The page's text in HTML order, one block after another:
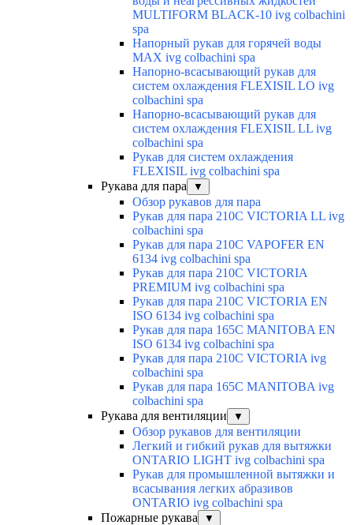
MULTIFORM BLACK-10 ivg colbachini
spa
Напорный рукав для горячей воды
MAX ivg colbachini spa
Напорно-всасывающий рукав для
систем охлаждения FLEXISIL LO ivg
colbachini spa
Напорно-всасывающий рукав для
систем охлаждения FLEXISIL LL ivg
colbachini spa
Рукав для систем охлаждения
FLEXISIL ivg colbachini spa
Рукава для пара
▼
Обзор рукавов для пара
Рукав для пара 210C VICTORIA LL ivg
colbachini spa
Рукав для пара 210C VAPOFER EN
6134 ivg colbachini spa
Рукав для пара 210C VICTORIA
PREMIUM ivg colbachini spa
Рукав для пара 210C VICTORIA EN
ISO 6134 ivg colbachini spa
Рукав для пара 165C MANITOBA EN
ISO 6134 ivg colbachini spa
Рукав для пара 210C VICTORIA ivg
colbachini spa
Рукав для пара 165C MANITOBA ivg
colbachini spa
Рукава для вентиляции
▼
Обзор рукавов для вентиляции
Легкий и гибкий рукав для вытяжки
ONTARIO LIGHT ivg colbachini spa
Рукав для промышленной вытяжки и
всасывания легких абразивов
ONTARIO ivg colbachini spa
Пожарные рукава
▼